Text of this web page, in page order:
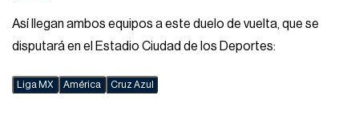
Así llegan ambos equipos a este duelo de vuelta, que se
disputará en el Estadio Ciudad de los Deportes:
Liga MX América Cruz Azul